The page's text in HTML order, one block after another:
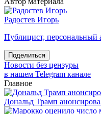
Радостев Игорь
Публицист,
Поделиться
Новости без цензуры
в нашем Telegram канале
Главное
Дональд Трамп